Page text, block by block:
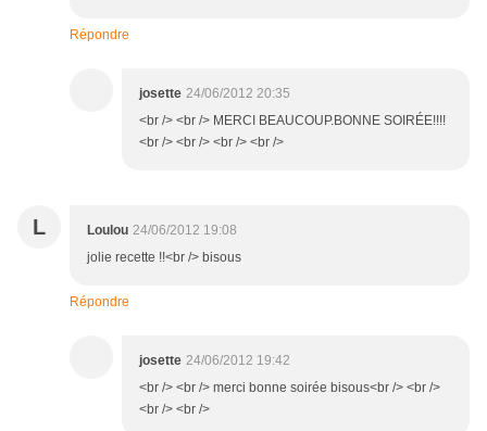
Répondre
josette 24/06/2012 20:35
<br /> <br /> MERCI BEAUCOUP.BONNE SOIRÉE!!!!
<br /> <br /> <br /> <br />
L Loulou 24/06/2012 19:08
jolie recette !!<br /> bisous
Répondre
josette 24/06/2012 19:42
<br /> <br /> merci bonne soirée bisous<br /> <br />
<br /> <br />